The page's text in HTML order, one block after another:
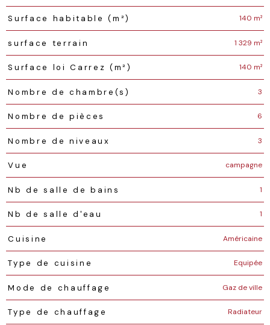
Surface habitable (m²) 140 m²
surface terrain 1 329 m²
Surface loi Carrez (m²) 140 m²
Nombre de chambre(s) 3
Nombre de pièces 6
Nombre de niveaux 3
Vue campagne
Nb de salle de bains 1
Nb de salle d'eau 1
Cuisine Américaine
Type de cuisine Equipée
Mode de chauffage Gaz de ville
Type de chauffage Radiateur